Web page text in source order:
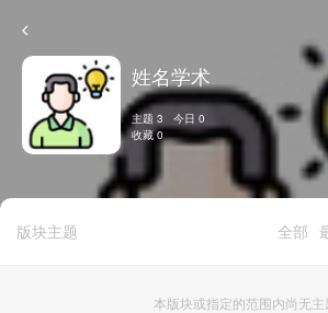
姓名学术
主题 3 今日 0
收藏 0
版块主题 全部
本版块或指定的范围内尚无主